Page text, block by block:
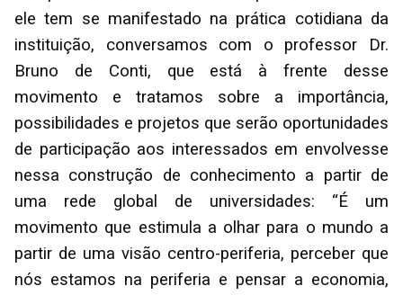
ele tem se manifestado na prática cotidiana da
instituição, conversamos com o professor Dr.
Bruno de Conti, que está à frente desse
movimento e tratamos sobre a importância,
possibilidades e projetos que serão oportunidades
de participação aos interessados em envolvesse
nessa construção de conhecimento a partir de
uma rede global de universidades: “É um
movimento que estimula a olhar para o mundo a
partir de uma visão centro-periferia, perceber que
nós estamos na periferia e pensar a economia,